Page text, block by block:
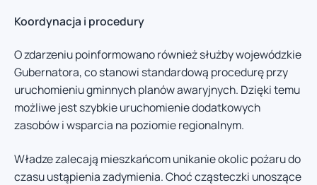
Koordynacja i procedury
O zdarzeniu poinformowano również służby wojewódzkie
Gubernatora, co stanowi standardową procedurę przy
uruchomieniu gminnych planów awaryjnych. Dzięki temu
możliwe jest szybkie uruchomienie dodatkowych
zasobów i wsparcia na poziomie regionalnym.
Władze zalecają mieszkańcom unikanie okolic pożaru do
czasu ustąpienia zadymienia. Choć cząsteczki unoszące